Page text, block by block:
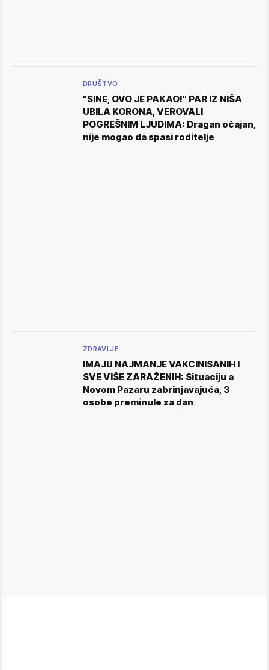
DRUŠTVO
"SINE, OVO JE PAKAO!" PAR IZ NIŠA
UBILA KORONA, VEROVALI
POGREŠNIM LJUDIMA: Dragan očajan,
nije mogao da spasi roditelje
ZDRAVLJE
IMAJU NAJMANJE VAKCINISANIH I
SVE VIŠE ZARAŽENIH: Situaciju a
Novom Pazaru zabrinjavajuća, 3
osobe preminule za dan